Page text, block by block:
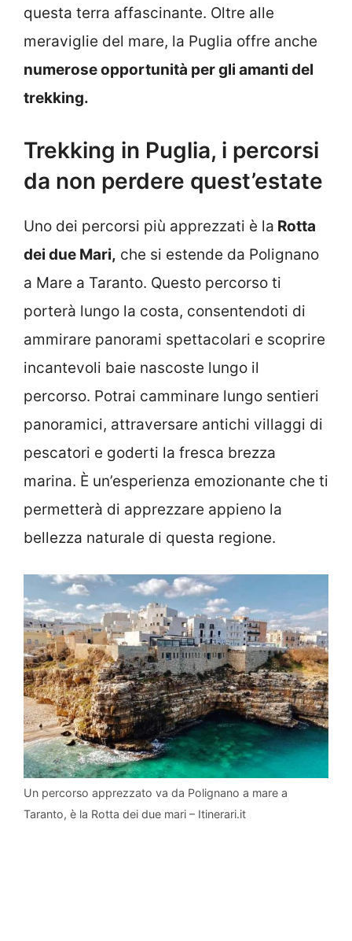
questa terra affascinante. Oltre alle
meraviglie del mare, la Puglia offre anche
numerose opportunità per gli amanti del
trekking.
Trekking in Puglia, i percorsi
da non perdere quest’estate
Uno dei percorsi più apprezzati è la Rotta
dei due Mari, che si estende da Polignano
a Mare a Taranto. Questo percorso ti
porterà lungo la costa, consentendoti di
ammirare panorami spettacolari e scoprire
incantevoli baie nascoste lungo il
percorso. Potrai camminare lungo sentieri
panoramici, attraversare antichi villaggi di
pescatori e goderti la fresca brezza
marina. È un’esperienza emozionante che ti
permetterà di apprezzare appieno la
bellezza naturale di questa regione.
Un percorso apprezzato va da Polignano a mare a
Taranto, è la Rotta dei due mari – Itinerari.it